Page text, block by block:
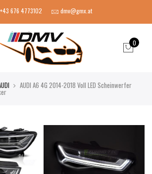
+43 676 4773102 dmv@gmx.at
0
AUDI A6 4G 2014-2018 Voll LED Scheinwerfer